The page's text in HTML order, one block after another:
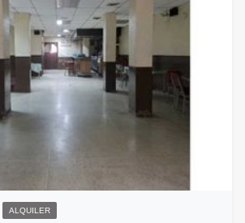
ALQUILER